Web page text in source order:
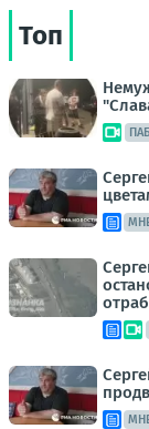
Топ